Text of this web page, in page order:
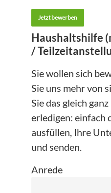
Jetzt bewerben
Haushaltshilfe
/
Sie wollen sich
Sie uns mehr von
Sie das gleich
erledigen: einfach
ausfüllen, Ihre
und senden.
Anrede